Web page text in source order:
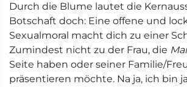
Durch die Blume lautet die
Botschaft doch: Eine offene und
Sexualmoral macht dich zu einer
Zumindest nicht zu der Frau, die
Seite haben oder seiner Familie/
präsentieren möchte. Na ja, ich bin